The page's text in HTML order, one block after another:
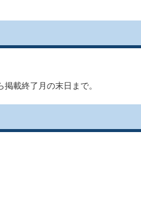
載終了月の末日まで。